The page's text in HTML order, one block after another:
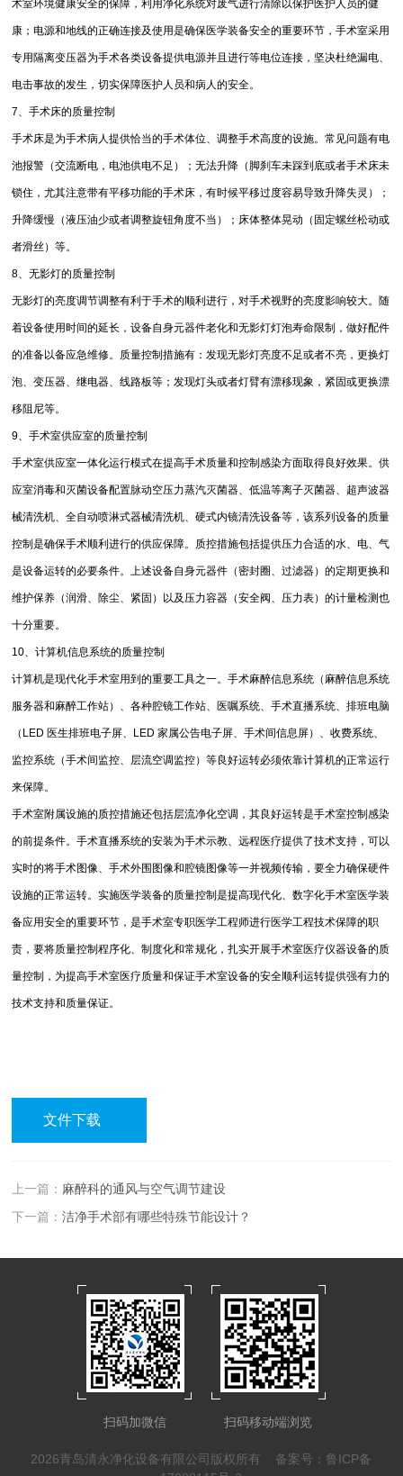
术室环境健康安全的保障，利用净化系统对废气进行清除以保护医护人员的健
康；电源和地线的正确连接及使用是确保医学装备安全的重要环节，手术室采用
专用隔离变压器为手术各类设备提供电源并且进行等电位连接，坚决杜绝漏电、
电击事故的发生，切实保障医护人员和病人的安全。
7、手术床的质量控制
手术床是为手术病人提供恰当的手术体位、调整手术高度的设施。常见问题有电
池报警（交流断电，电池供电不足）；无法升降（脚刹车未踩到底或者手术床未
锁住，尤其注意带有平移功能的手术床，有时候平移过度容易导致升降失灵）；
升降缓慢（液压油少或者调整旋钮角度不当）；床体整体晃动（固定螺丝松动或
者滑丝）等。
8、无影灯的质量控制
无影灯的亮度调节调整有利于手术的顺利进行，对手术视野的亮度影响较大。随
着设备使用时间的延长，设备自身元器件老化和无影灯灯泡寿命限制，做好配件
的准备以备应急维修。质量控制措施有：发现无影灯亮度不足或者不亮，更换灯
泡、变压器、继电器、线路板等；发现灯头或者灯臂有漂移现象，紧固或更换漂
移阻尼等。
9、手术室供应室的质量控制
手术室供应室一体化运行模式在提高手术质量和控制感染方面取得良好效果。供
应室消毒和灭菌设备配置脉动空压力蒸汽灭菌器、低温等离子灭菌器、超声波器
械清洗机、全自动喷淋式器械清洗机、硬式内镜清洗设备等，该系列设备的质量
控制是确保手术顺利进行的供应保障。质控措施包括提供压力合适的水、电、气
是设备运转的必要条件。上述设备自身元器件（密封圈、过滤器）的定期更换和
维护保养（润滑、除尘、紧固）以及压力容器（安全阀、压力表）的计量检测也
十分重要。
10、计算机信息系统的质量控制
计算机是现代化手术室用到的重要工具之一。手术麻醉信息系统（麻醉信息系统
服务器和麻醉工作站）、各种腔镜工作站、医嘱系统、手术直播系统、排班电脑
（LED 医生排班电子屏、LED 家属公告电子屏、手术间信息屏）、收费系统、
监控系统（手术间监控、层流空调监控）等良好运转必须依靠计算机的正常运行
来保障。
手术室附属设施的质控措施还包括层流净化空调，其良好运转是手术室控制感染
的前提条件。手术直播系统的安装为手术示教、远程医疗提供了技术支持，可以
实时的将手术图像、手术外围图像和腔镜图像等一并视频传输，要全力确保硬件
设施的正常运转。实施医学装备的质量控制是提高现代化、数字化手术室医学装
备应用安全的重要环节，是手术室专职医学工程师进行医学工程技术保障的职
责，要将质量控制程序化、制度化和常规化，扎实开展手术室医疗仪器设备的质
量控制，为提高手术室医疗质量和保证手术室设备的安全顺利运转提供强有力的
技术支持和质量保证。
文件下载
上一篇： 麻醉科的通风与空气调节建设
下一篇：洁净手术部有哪些特殊节能设计？
扫码加微信 扫码移动端浏览
2026青岛清永净化设备有限公司版权所有 备案号：鲁ICP备